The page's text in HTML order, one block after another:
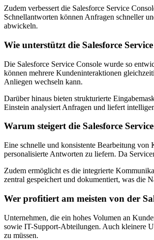
Zudem verbessert die Salesforce Service
Schnellantworten können Anfragen schneller
abwickeln.
Wie unterstützt die Salesforce
Die Salesforce Service Console wurde so
können mehrere Kundeninteraktionen
Anliegen wechseln kann.
Darüber hinaus bieten strukturierte
Einstein analysiert Anfragen und liefert
Warum steigert die Salesforce
Eine schnelle und konsistente Bearbeitung
personalisierte Antworten zu liefern. Da
Zudem ermöglicht es die integrierte
zentral gespeichert und dokumentiert, was die
Wer profitiert am meisten von der
Unternehmen, die ein hohes Volumen an
sowie IT-Support-Abteilungen. Auch kleinere
zu müssen.